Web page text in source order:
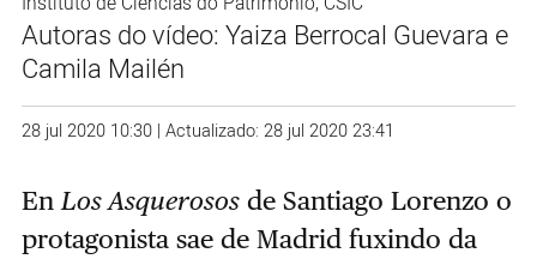
Autoras do vídeo: Yaiza Berrocal Guevara e
Camila Mailén
28 jul 2020 10:30 | Actualizado: 28 jul 2020 23:41
En Los Asquerososde Santiago Lorenzo o
protagonista sae de Madrid fuxindo da